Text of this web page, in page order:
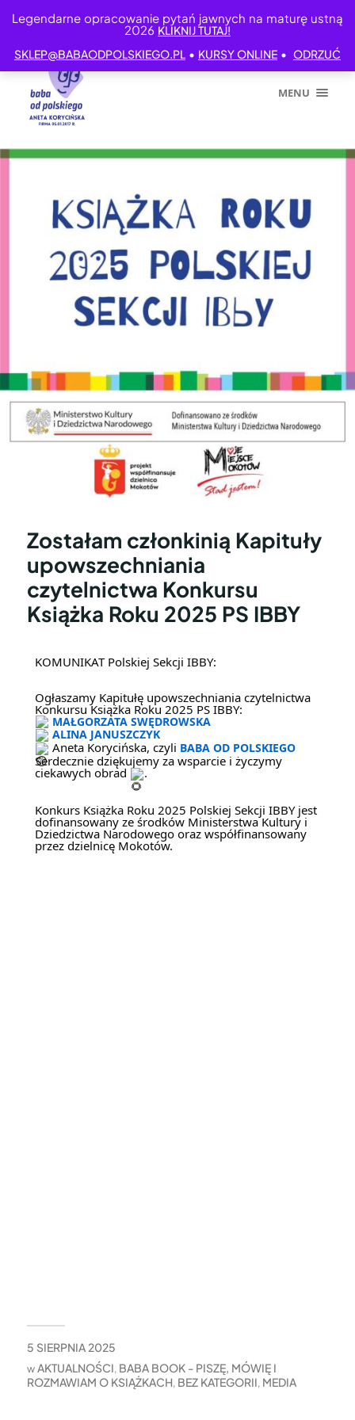
Legendarne opracowanie pytań jawnych na maturę ustną
2026 KLIKNIJ TUTAJ!
SKLEP@BABAODPOLSKIEGO.PL • KURSY ONLINE • ODRZUĆ
MENU
Zostałam członkinią Kapituły
upowszechniania
czytelnictwa Konkursu
Książka Roku 2025 PS IBBY
KOMUNIKAT Polskiej Sekcji IBBY:
Ogłaszamy Kapitułę upowszechniania czytelnictwa
Konkursu Książka Roku 2025 PS IBBY:
MAŁGORZATA SWĘDROWSKA
ALINA JANUSZCZYK
Aneta Korycińska, czyli BABA OD POLSKIEGO
Serdecznie dziękujemy za wsparcie i życzymy
ciekawych obrad .
Konkurs Książka Roku 2025 Polskiej Sekcji IBBY jest
dofinansowany ze środków Ministerstwa Kultury i
Dziedzictwa Narodowego oraz współfinansowany
przez dzielnicę Mokotów.
5 SIERPNIA 2025
wAKTUALNOŚCI, BABA BOOK - PISZĘ, MÓWIĘ I
ROZMAWIAM O KSIĄŻKACH, BEZ KATEGORII, MEDIA